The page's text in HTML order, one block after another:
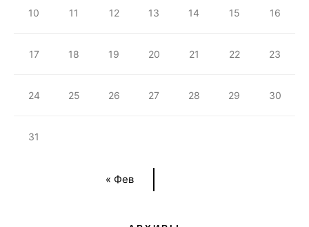
« Фев
10 11 12 13 14 15 16
17 18 19 20 21 22 23
24 25 26 27 28 29 30
31